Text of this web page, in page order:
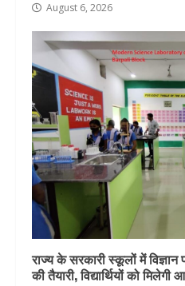
August 6, 2026
राज्य के सरकारी स्कूलों में
की तैयारी, विद्यार्थियों को मिलेगी